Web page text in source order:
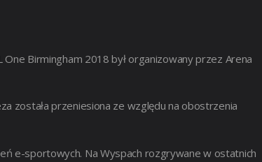
Birmingham 2018 był organizowany przez Arena
została przeniesiona ze względu na obostrzenia
e-sportowych. Na Wyspach rozgrywane w ostatnich